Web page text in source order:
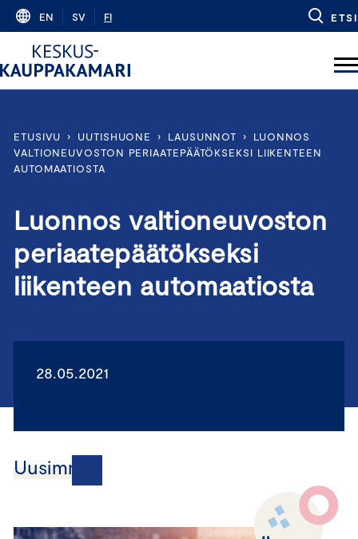
Skip
content
EN SV FI ETSI
ETUSIVU › UUTISHUONE › LAUSUNNOT ›
LUONNOS
VALTIONEUVOSTON PERIAATEPÄÄTÖKSEKSI LIIKENTEEN
AUTOMAATIOSTA
Luonnos valtioneuvoston
periaatepäätökseksi
liikenteen automaatiosta
28.05.2021
Uusimmat